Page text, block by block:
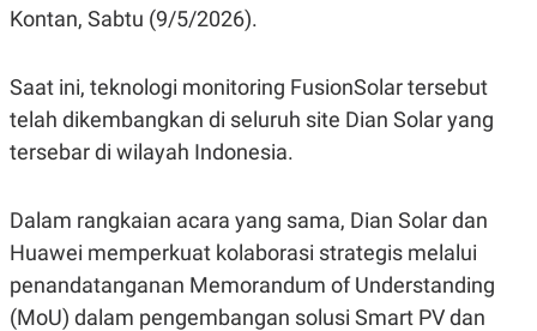
E
K
T
E
P
A
A
D
V
T
I
S
I
N
Kontan, Sabtu (9/5/2026).
Saat ini, teknologi monitoring FusionSolar tersebut
telah dikembangkan di seluruh site Dian Solar yang
tersebar di wilayah Indonesia.
Dalam rangkaian acara yang sama, Dian Solar dan
Huawei memperkuat kolaborasi strategis melalui
penandatanganan Memorandum of Understanding
(MoU) dalam pengembangan solusi Smart PV dan